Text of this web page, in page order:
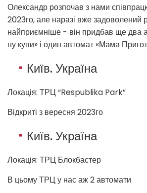
Олександр розпочав з нами
2023го, але наразі вже задоволений
найприємніше - він придбав ще два
ну купи» і один автомат «Мама
Київ. Україна
Локація: ТРЦ “Respublika Park”
Відкриті з вересня 2023го
Київ. Україна
Локація: ТРЦ Блокбастер
В цьому ТРЦ у нас аж 2 автомати